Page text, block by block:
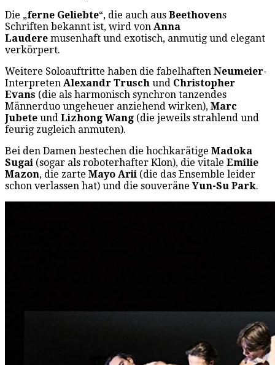
Die „ferne Geliebte“, die auch aus Beethovens
Schriften bekannt ist, wird von Anna
Laudere musenhaft und exotisch, anmutig und elegant
verkörpert.
Weitere Soloauftritte haben die fabelhaften Neumeier-
Interpreten Alexandr Trusch und Christopher
Evans (die als harmonisch synchron tanzendes
Männerduo ungeheuer anziehend wirken), Marc
Jubete und Lizhong Wang (die jeweils strahlend und
feurig zugleich anmuten).
Bei den Damen bestechen die hochkarätige Madoka
Sugai (sogar als roboterhafter Klon), die vitale Emilie
Mazon, die zarte Mayo Arii (die das Ensemble leider
schon verlassen hat) und die souveräneYun-Su Park.